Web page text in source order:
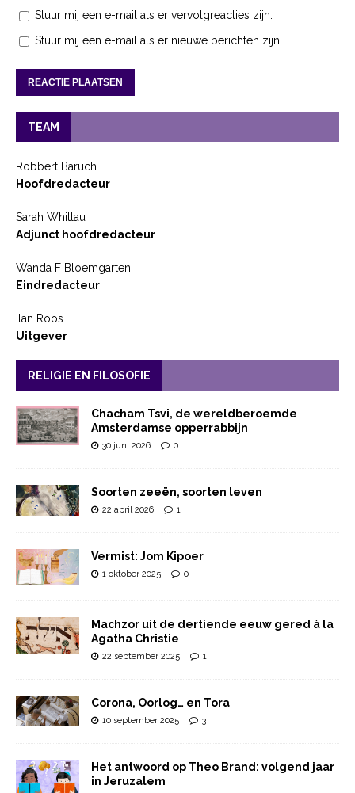
Stuur mij een e-mail als er vervolgreacties zijn.
Stuur mij een e-mail als er nieuwe berichten zijn.
TEAM
Robbert Baruch
Hoofdredacteur
Sarah Whitlau
Adjunct hoofdredacteur
Wanda F Bloemgarten
Eindredacteur
Ilan Roos
Uitgever
RELIGIE EN FILOSOFIE
Chacham Tsvi, de wereldberoemde
Amsterdamse opperrabbijn
30 juni 2026 0
Soorten zeeën, soorten leven
22 april 2026 1
Vermist: Jom Kipoer
1 oktober 2025 0
Machzor uit de dertiende eeuw gered à la
Agatha Christie
22 september 2025 1
Corona, Oorlog… en Tora
10 september 2025 3
Het antwoord op Theo Brand: volgend jaar
in Jeruzalem